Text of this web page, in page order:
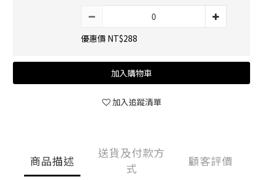
優惠價 NT$288
加入購物車
加入追蹤清單
商品描述
送貨及付款方
式
顧客評價